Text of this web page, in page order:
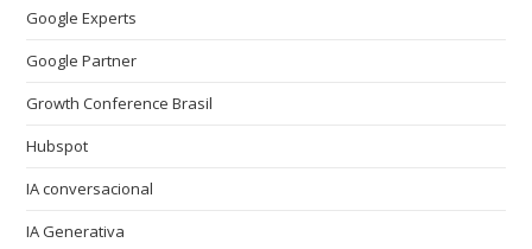
Google Experts
Google Partner
Growth Conference Brasil
Hubspot
IA conversacional
IA Generativa